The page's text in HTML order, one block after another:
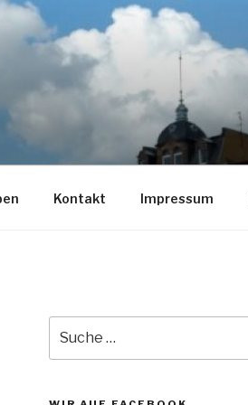
Kontakt Impressum
Beitrag
nach: